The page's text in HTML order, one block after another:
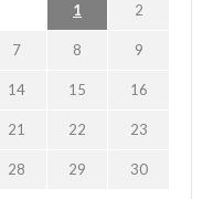
1 2
7 8 9
14 15 16
21 22 23
28 29 30